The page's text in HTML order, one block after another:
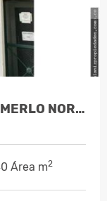
ALQUILO MONOAMBIENTE EN MERLO NORTE…
Área m2